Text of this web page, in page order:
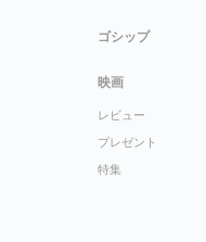
ゴシップ
映画
レビュー
プレゼント
特集